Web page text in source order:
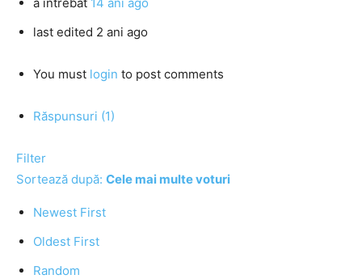
last edited 2 ani ago
You must login to post comments
Răspunsuri (1)
Filter
Sortează după: Cele mai multe voturi
Newest First
Oldest First
Random